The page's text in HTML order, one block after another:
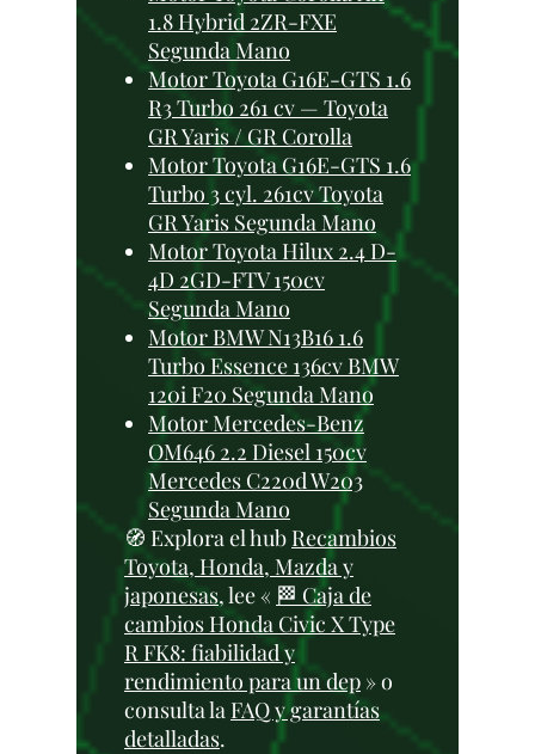
1.8 Hybrid 2ZR-FXE
Segunda Mano
Motor Toyota G16E-GTS 1.6
R3 Turbo 261 cv — Toyota
GR Yaris / GR Corolla
Motor Toyota G16E-GTS 1.6
Turbo 3 cyl. 261cv Toyota
GR Yaris Segunda Mano
Motor Toyota Hilux 2.4 D-
4D 2GD-FTV 150cv
Segunda Mano
Motor BMW N13B16 1.6
Turbo Essence 136cv BMW
120i F20 Segunda Mano
Motor Mercedes-Benz
OM646 2.2 Diesel 150cv
Mercedes C220d W203
Segunda Mano
🧭 Explora el hub Recambios
Toyota, Honda, Mazda y
japonesas, lee « 🏁 Caja de
cambios Honda Civic X Type
R FK8: fiabilidad y
rendimiento para un dep » o
consulta la FAQ y garantías
detalladas.